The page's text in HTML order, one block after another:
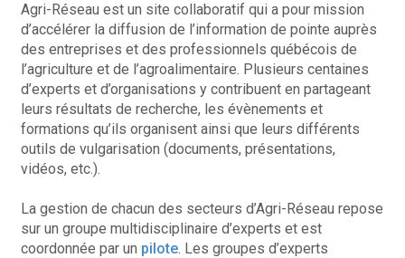
Agri-Réseau est un site collaboratif qui a pour mission
d’accélérer la diffusion de l’information de pointe auprès
des entreprises et des professionnels québécois de
l’agriculture et de l’agroalimentaire. Plusieurs centaines
d’experts et d’organisations y contribuent en partageant
leurs résultats de recherche, les évènements et
formations qu’ils organisent ainsi que leurs différents
outils de vulgarisation (documents, présentations,
vidéos, etc.).
La gestion de chacun des secteurs d’Agri-Réseau repose
sur un groupe multidisciplinaire d’experts et est
coordonnée par un pilote. Les groupes d’experts